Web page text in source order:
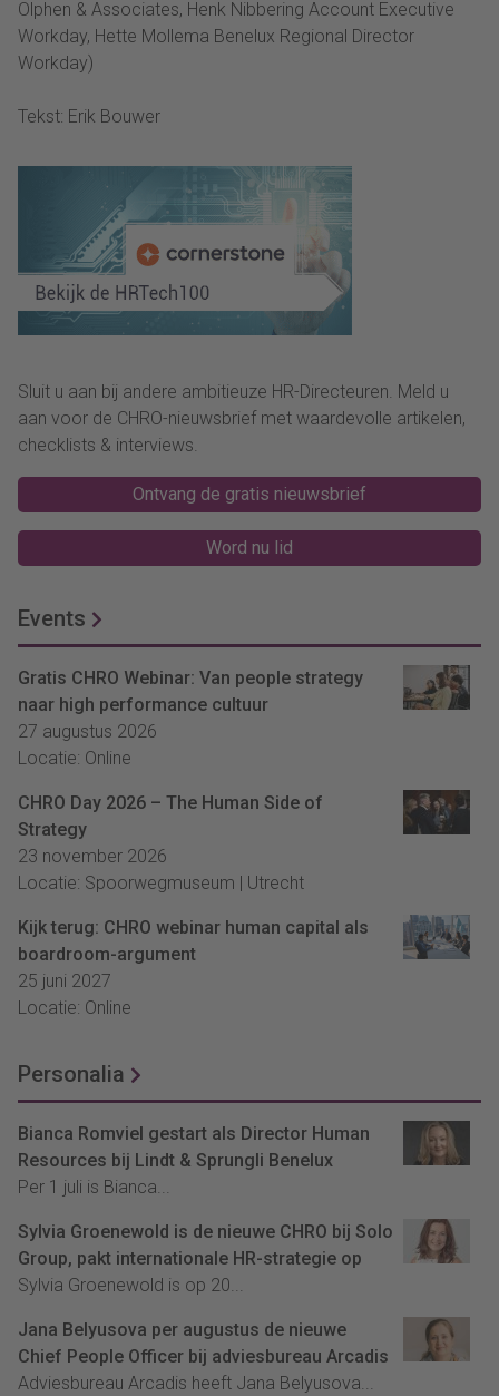
Olphen & Associates, Henk Nibbering Account Executive
Workday, Hette Mollema Benelux Regional Director
Workday)
Tekst: Erik Bouwer
Sluit u aan bij andere ambitieuze HR-Directeuren. Meld u
aan voor de CHRO-nieuwsbrief met waardevolle artikelen,
checklists & interviews.
Ontvang de gratis nieuwsbrief
Word nu lid
Events
Gratis CHRO Webinar: Van people strategy
naar high performance cultuur
27 augustus 2026
Locatie: Online
CHRO Day 2026 – The Human Side of
Strategy
23 november 2026
Locatie: Spoorwegmuseum | Utrecht
Kijk terug: CHRO webinar human capital als
boardroom-argument
25 juni 2027
Locatie: Online
Personalia
Bianca Romviel gestart als Director Human
Resources bij Lindt & Sprungli Benelux
Per 1 juli is Bianca...
Sylvia Groenewold is de nieuwe CHRO bij Solo
Group, pakt internationale HR-strategie op
Sylvia Groenewold is op 20...
Jana Belyusova per augustus de nieuwe
Chief People Officer bij adviesbureau Arcadis
Adviesbureau Arcadis heeft Jana Belyusova...